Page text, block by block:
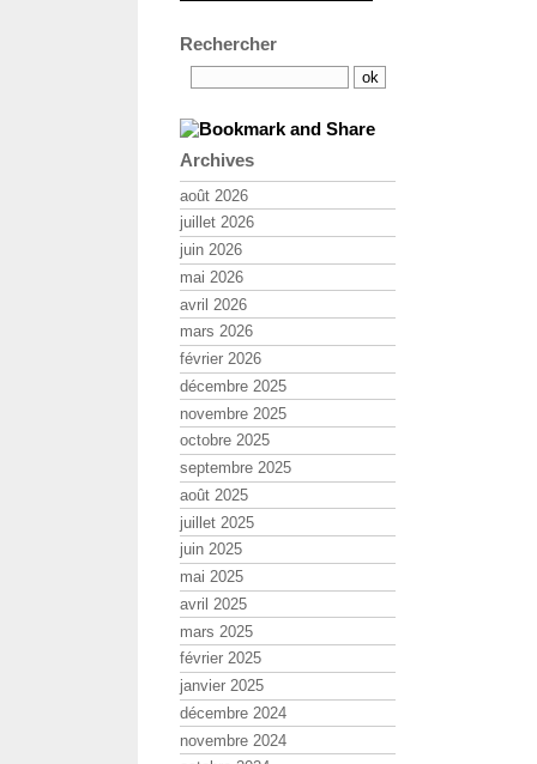
Rechercher
Archives
août 2026
juillet 2026
juin 2026
mai 2026
avril 2026
mars 2026
février 2026
décembre 2025
novembre 2025
octobre 2025
septembre 2025
août 2025
juillet 2025
juin 2025
mai 2025
avril 2025
mars 2025
février 2025
janvier 2025
décembre 2024
novembre 2024